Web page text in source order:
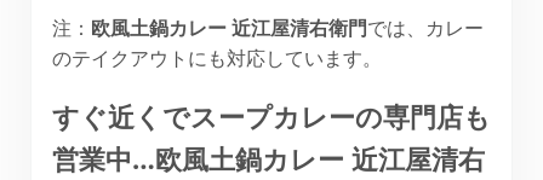
注： 欧風土鍋カレー近江屋清右衛門では、カレー
のテイクアウトにも対応しています。
すぐ近くでスープカレーの専門店も
営業中…欧風土鍋カレー 近江屋清右